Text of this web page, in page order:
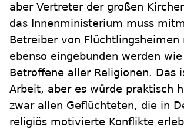
aber Vertreter der großen
das Innenministerium muss
Betreiber von Flüchtlingsheimen
ebenso eingebunden werden
Betroffene aller Religionen. Das
Arbeit, aber es würde praktisch
zwar allen Geflüchteten, die in
religiös motivierte Konflikte